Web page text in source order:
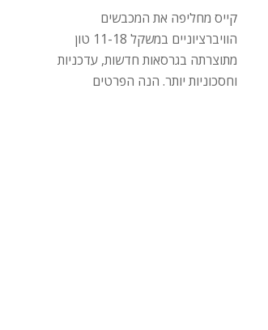
קייס מחליפה את המכבשים
הוויברציוניים במשקל 11-18 טון
מתוצרתה בגרסאות חדשות, עדכניות
וחסכוניות יותר. הנה הפרטים